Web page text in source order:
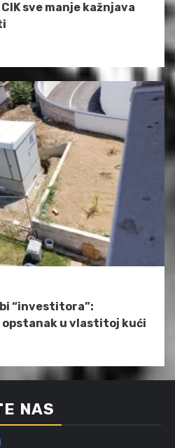
sve manje kažnjava
“investitora”:
opstanak u vlastitoj kući
NAS